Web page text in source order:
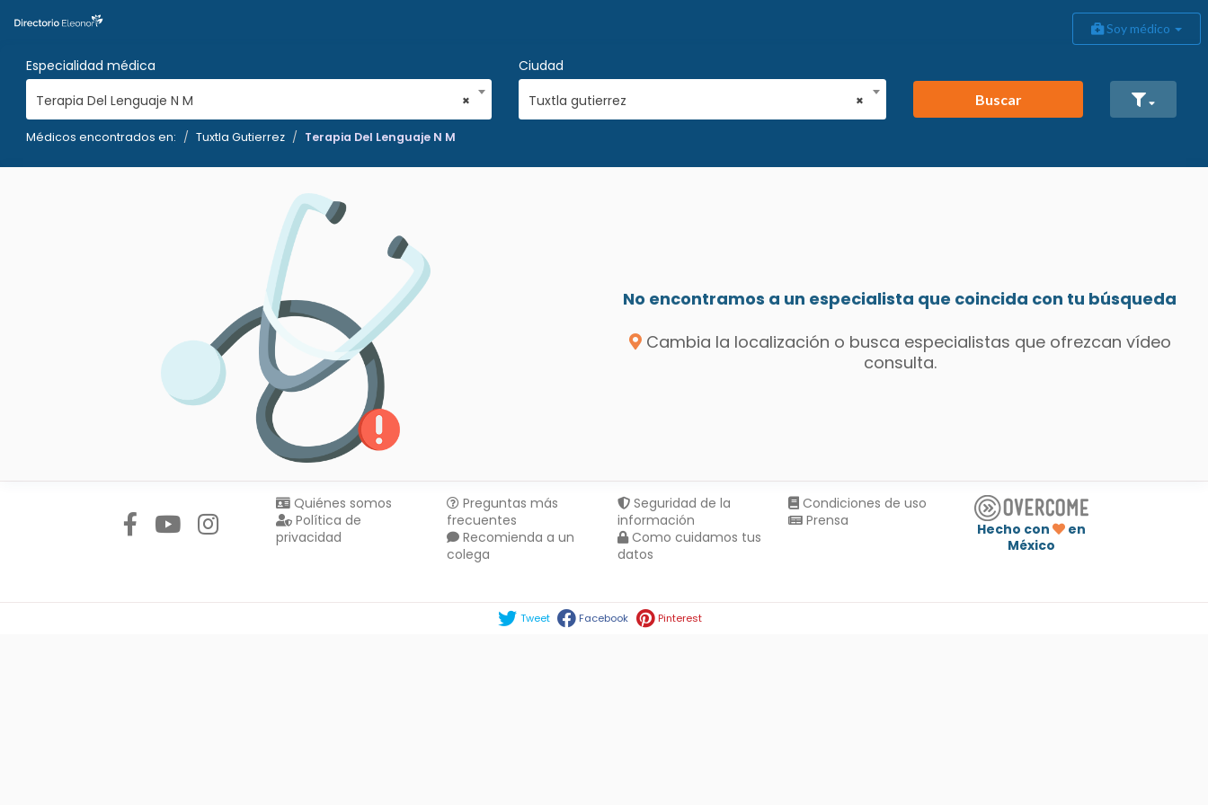
Soy médico
Especialidad médica
×
Terapia Del Lenguaje N M
Ciudad
×
Tuxtla gutierrez Buscar
Médicos encontrados en: Tuxtla Gutierrez Terapia Del Lenguaje N M
No encontramos a un especialista que coincida con tu búsqueda
Cambia la localización o busca especialistas que ofrezcan vídeo
consulta.
Quiénes somos
Política de
privacidad
Preguntas más
frecuentes
Recomienda a un
colega
Seguridad de la
información
Como cuidamos tus
datos
Condiciones de uso
Prensa
Hecho con
en
México
Tweet Facebook Pinterest